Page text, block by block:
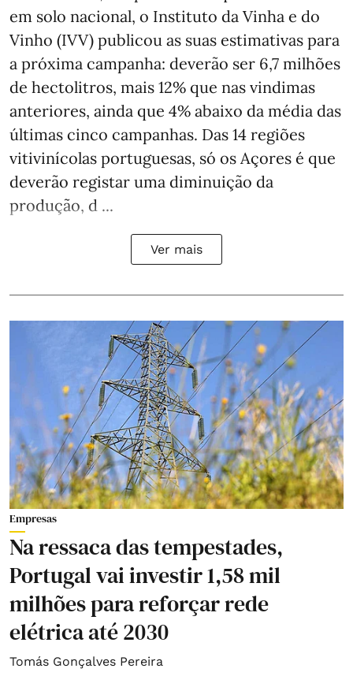
em solo nacional, o Instituto da Vinha e do
Vinho (IVV) publicou as suas estimativas para
a próxima campanha: deverão ser 6,7 milhões
de hectolitros, mais 12% que nas vindimas
anteriores, ainda que 4% abaixo da média das
últimas cinco campanhas. Das 14 regiões
vitivinícolas portuguesas, só os Açores é que
deverão registar uma diminuição da
produção, d ...
Ver mais
Empresas
Na ressaca das tempestades,
Portugal vai investir 1,58 mil
milhões para reforçar rede
elétrica até 2030
Tomás Gonçalves Pereira